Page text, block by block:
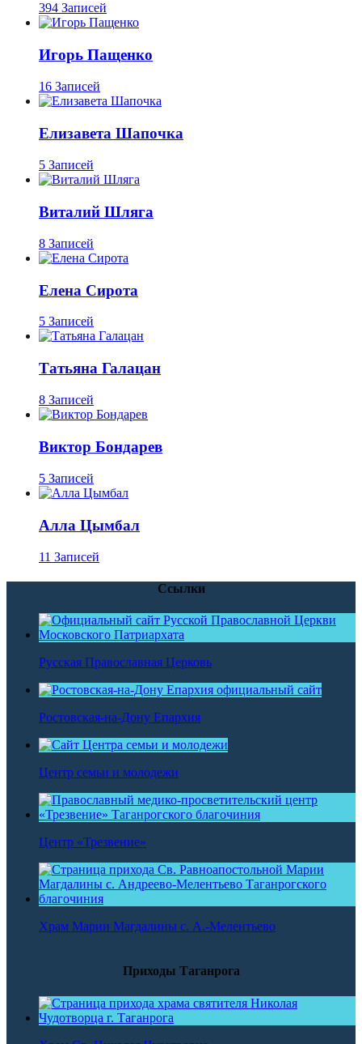
394 Записей
Игорь Пащенко
16 Записей
Елизавета Шапочка
5 Записей
Виталий Шляга
8 Записей
Елена Сирота
5 Записей
Татьяна Галацан
8 Записей
Виктор Бондарев
5 Записей
Алла Цымбал
11 Записей
Ссылки
Русская Православная Церковь
Ростовская-на-Дону Епархия
Центр семьи и молодежи
Центр «Трезвение»
Храм Марии Магдалины с. А.-Мелентьево
Приходы Таганрога